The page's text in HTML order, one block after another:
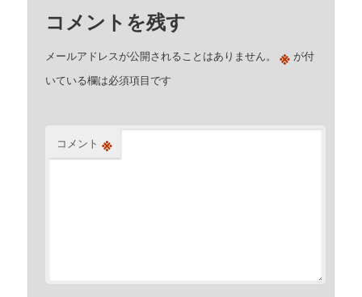
コメントを残す
メールアドレスが公開されることはありません。 ※ が付
いている欄は必須項目です
コメント ※